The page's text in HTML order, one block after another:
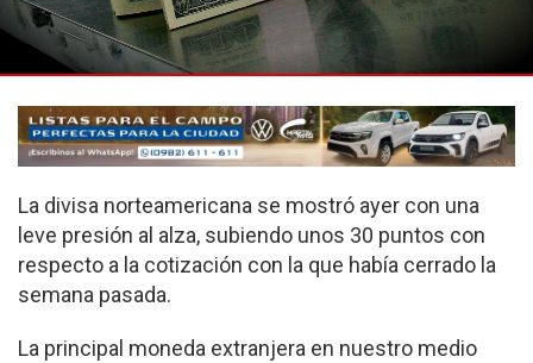
La divisa norteamericana se mostró ayer con una
leve presión al alza, subiendo unos 30 puntos con
respecto a la cotización con la que había cerrado la
semana pasada.
La principal moneda extranjera en nuestro medio